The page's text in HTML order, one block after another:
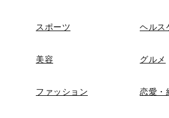
スポーツ ヘルス
美容 グルメ
ファッション 恋愛・